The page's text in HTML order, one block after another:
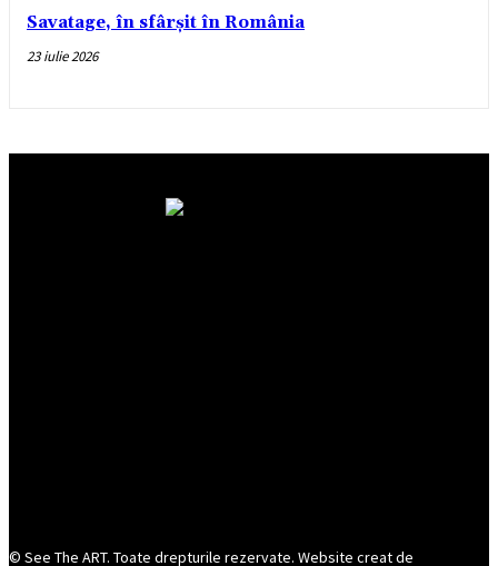
Savatage, în sfârșit în România
23 iulie 2026
© See The ART. Toate drepturile rezervate. Website creat de